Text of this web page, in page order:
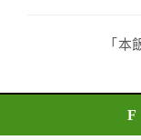
六、甲方解約通
知者，乙方得不
「本
F